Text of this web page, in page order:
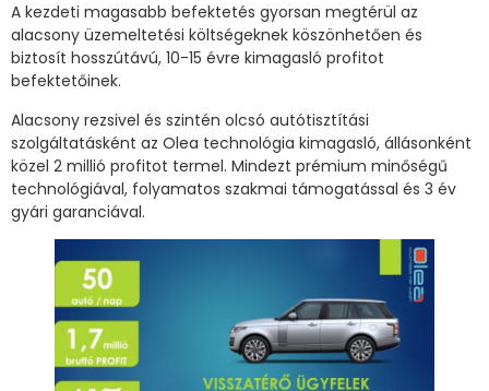
A kezdeti magasabb befektetés gyorsan megtérül az
alacsony üzemeltetési költségeknek köszönhetően és
biztosít hosszútávú, 10-15 évre kimagasló profitot
befektetőinek.
Alacsony rezsivel és szintén olcsó autótisztítási
szolgáltatásként az Olea technológia kimagasló, állásonként
közel 2 millió profitot termel. Mindezt prémium minőségű
technológiával, folyamatos szakmai támogatással és 3 év
gyári garanciával.